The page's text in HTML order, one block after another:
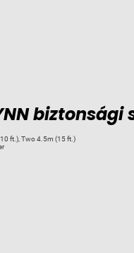
biztonsági
ft.), Two 4.5m (15 ft.)